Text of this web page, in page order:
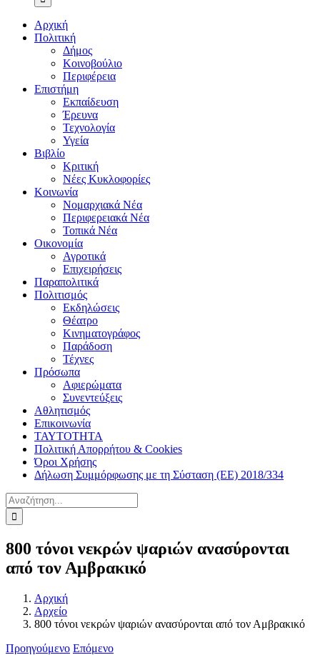
Αρχική
Πολιτική
Δήμος
Κοινοβούλιο
Περιφέρεια
Επιστήμη
Εκπαίδευση
Έρευνα
Τεχνολογία
Υγεία
Βιβλίο
Κριτική
Νέες Κυκλοφορίες
Κοινωνία
Νομαρχιακά Νέα
Περιφερειακά Νέα
Τοπικά Νέα
Οικονομία
Αγροτικά
Επιχειρήσεις
Παραπολιτικά
Πολιτισμός
Εκδηλώσεις
Θέατρο
Κινηματογράφος
Παράδοση
Τέχνες
Πρόσωπα
Αφιερώματα
Συνεντεύξεις
Αθλητισμός
Επικοινωνία
ΤΑΥΤΟΤΗΤΑ
Πολιτική Απορρήτου & Cookies
Όροι Χρήσης
Δήλωση Συμμόρφωσης με τη Σύσταση (ΕΕ) 2018/334
Αναζήτηση
για:
800 τόνοι νεκρών ψαριών ανασύρονται
από τον Αμβρακικό
Αρχική
Αρχείο
800 τόνοι νεκρών ψαριών ανασύρονται από τον Αμβρακικό
Προηγούμενο Επόμενο